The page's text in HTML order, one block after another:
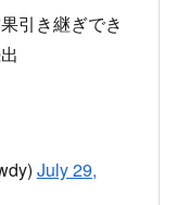
る
引き継ぎでき